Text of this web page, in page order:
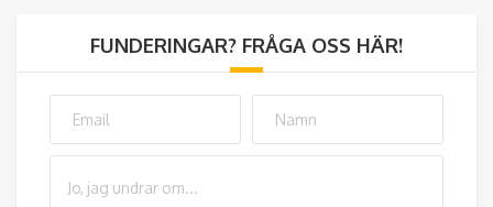
FUNDERINGAR? FRÅGA OSS HÄR!